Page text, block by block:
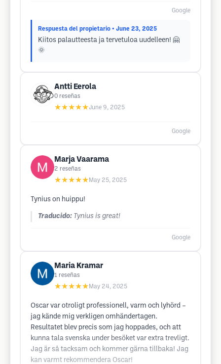
Google
Respuesta del propietario • June 23, 2025
Kiitos palautteesta ja tervetuloa uudelleen! 🤗
🌞
Antti Eerola
0 reseñas
★★★★★June 9, 2025
Google
Marja Vaarama
2 reseñas
★★★★★ May 25, 2025
Tynius on huippu!
Traducido: Tynius is great!
Google
Maria Kramar
1 reseñas
★★★★★ May 24, 2025
Oscar var otroligt professionell, varm och lyhörd –
jag kände mig verkligen omhändertagen.
Resultatet blev precis som jag hoppades, och att
kunna tala svenska under besöket var extra trevligt.
Jag är så tacksam och kommer gärna tillbaka! Jag
kan varmt rekommendera Oscar!